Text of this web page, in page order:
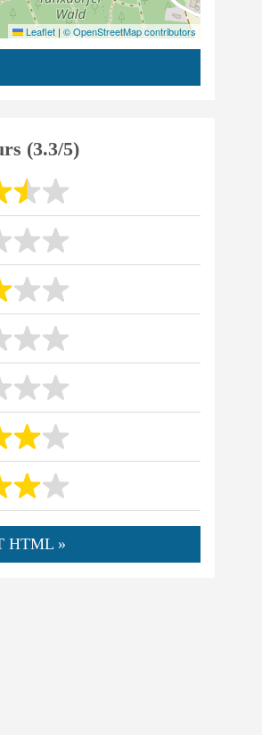
Leaflet | © OpenStreetMap contributors
(3.3/5)
HTML »